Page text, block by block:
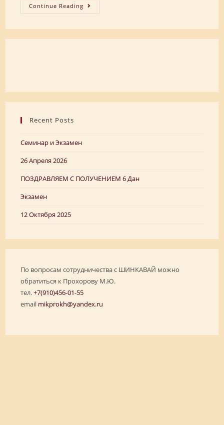
Continue Reading ПОЗДРАВЛЯЕМ
С
Дан
Recent Posts
Семинар и Экзамен
26 Апреля 2026
ПОЗДРАВЛЯЕМ C ПОЛУЧЕНИЕМ 6 Дан
Экзамен
12 Октября 2025
По вопросам сотрудничества с ШИНКАВАЙ можно
обратиться к Прохорову М.Ю.
тел.+7(910)456-01-55
email mikprokh@yandex.ru